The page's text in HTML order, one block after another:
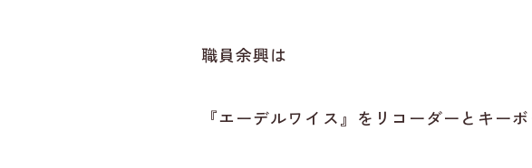
職員余興は
『エーデルワイス』をリコーダーとキー